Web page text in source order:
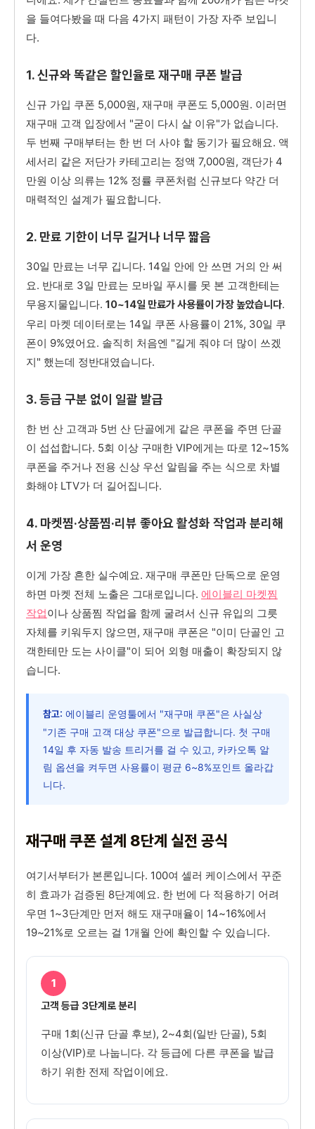
을 들여다봤을 때 다음 4가지 패턴이 가장 자주 보입니
다.
1. 신규와 똑같은 할인율로 재구매 쿠폰 발급
신규 가입 쿠폰 5,000원, 재구매 쿠폰도 5,000원. 이러면
재구매 고객 입장에서 "굳이 다시 살 이유"가 없습니다.
두 번째 구매부터는 한 번 더 사야 할 동기가 필요해요. 액
세서리 같은 저단가 카테고리는 정액 7,000원, 객단가 4
만원 이상 의류는 12% 정률 쿠폰처럼 신규보다 약간 더
매력적인 설계가 필요합니다.
2. 만료 기한이 너무 길거나 너무 짧음
30일 만료는 너무 깁니다. 14일 안에 안 쓰면 거의 안 써
요. 반대로 3일 만료는 모바일 푸시를 못 본 고객한테는
무용지물입니다. 10~14일 만료가 사용률이 가장 높았습니다.
우리 마켓 데이터로는 14일 쿠폰 사용률이 21%, 30일 쿠
폰이 9%였어요. 솔직히 처음엔 "길게 줘야 더 많이 쓰겠
지" 했는데 정반대였습니다.
3. 등급 구분 없이 일괄 발급
한 번 산 고객과 5번 산 단골에게 같은 쿠폰을 주면 단골
이 섭섭합니다. 5회 이상 구매한 VIP에게는 따로 12~15%
쿠폰을 주거나 전용 신상 우선 알림을 주는 식으로 차별
화해야 LTV가 더 길어집니다.
4. 마켓찜·상품찜·리뷰 좋아요 활성화 작업과 분리해
서 운영
이게 가장 흔한 실수예요. 재구매 쿠폰만 단독으로 운영
하면 마켓 전체 노출은 그대로입니다. 에이블리 마켓찜
작업이나 상품찜 작업을 함께 굴려서 신규 유입의 그릇
자체를 키워두지 않으면, 재구매 쿠폰은 "이미 단골인 고
객한테만 도는 사이클"이 되어 외형 매출이 확장되지 않
습니다.
참고: 에이블리 운영툴에서 "재구매 쿠폰"은 사실상
"기존 구매 고객 대상 쿠폰"으로 발급합니다. 첫 구매
14일 후 자동 발송 트리거를 걸 수 있고, 카카오톡 알
림 옵션을 켜두면 사용률이 평균 6~8%포인트 올라갑
니다.
재구매 쿠폰 설계 8단계 실전 공식
여기서부터가 본론입니다. 100여 셀러 케이스에서 꾸준
히 효과가 검증된 8단계예요. 한 번에 다 적용하기 어려
우면 1~3단계만 먼저 해도 재구매율이 14~16%에서
19~21%로 오르는 걸 1개월 안에 확인할 수 있습니다.
1
고객 등급 3단계로 분리
구매 1회(신규 단골 후보), 2~4회(일반 단골), 5회
이상(VIP)로 나눕니다. 각 등급에 다른 쿠폰을 발급
하기 위한 전제 작업이에요.